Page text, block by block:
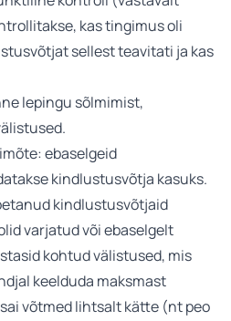
kas tingimus oli
sellest teavitati ja kas
lepingu sõlmimist,
ebaselgeid
kindlustusvõtja kasuks.
kindlustusvõtjaid
varjatud või ebaselgelt
kohtud välistused, mis
keelduda maksmast
võtmed lihtsalt kätte (nt peo